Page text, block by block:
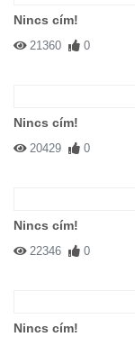
Nincs cím!
21360 0
Nincs cím!
20429 0
Nincs cím!
22346 0
Nincs cím!